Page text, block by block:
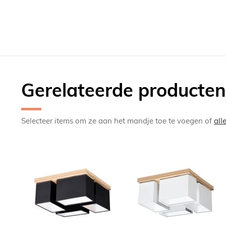
Gerelateerde producten
Selecteer items om ze aan het mandje toe te voegen of